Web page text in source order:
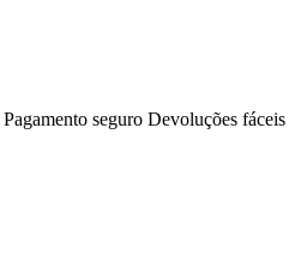
Pagamento seguro Devoluções fáceis